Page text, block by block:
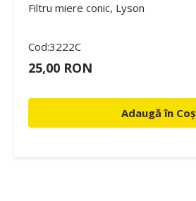
Filtru miere conic, Lyson
Cod:3222C
25,00 RON
Adaugă în Coș